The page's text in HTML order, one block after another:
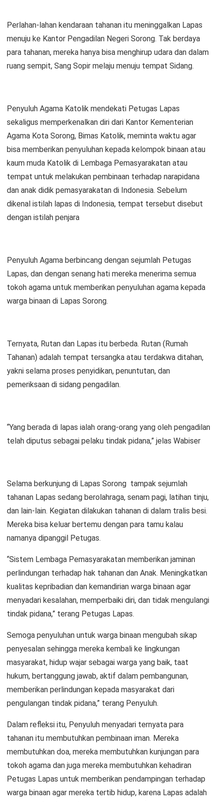
Perlahan-lahan kendaraan tahanan itu meninggalkan Lapas
menuju ke Kantor Pengadilan Negeri Sorong. Tak berdaya
para tahanan, mereka hanya bisa menghirup udara dan dalam
ruang sempit, Sang Sopir melaju menuju tempat Sidang.
Penyuluh Agama Katolik mendekati Petugas Lapas
sekaligus memperkenalkan diri dari Kantor Kementerian
Agama Kota Sorong, Bimas Katolik, meminta waktu agar
bisa memberikan penyuluhan kepada kelompok binaan atau
kaum muda Katolik di Lembaga Pemasyarakatan atau
tempat untuk melakukan pembinaan terhadap narapidana
dan anak didik pemasyarakatan di Indonesia. Sebelum
dikenal istilah lapas di Indonesia, tempat tersebut disebut
dengan istilah penjara
Penyuluh Agama berbincang dengan sejumlah Petugas
Lapas, dan dengan senang hati mereka menerima semua
tokoh agama untuk memberikan penyuluhan agama kepada
warga binaan di Lapas Sorong.
Ternyata, Rutan dan Lapas itu berbeda. Rutan (Rumah
Tahanan) adalah tempat tersangka atau terdakwa ditahan,
yakni selama proses penyidikan, penuntutan, dan
pemeriksaan di sidang pengadilan.
“Yang berada di lapas ialah orang-orang yang oleh pengadilan
telah diputus sebagai pelaku tindak pidana,” jelas Wabiser
Selama berkunjung di Lapas Sorong tampak sejumlah
tahanan Lapas sedang berolahraga, senam pagi, latihan tinju,
dan lain-lain. Kegiatan dilakukan tahanan di dalam tralis besi.
Mereka bisa keluar bertemu dengan para tamu kalau
namanya dipanggil Petugas.
“Sistem Lembaga Pemasyarakatan memberikan jaminan
perlindungan terhadap hak tahanan dan Anak. Meningkatkan
kualitas kepribadian dan kemandirian warga binaan agar
menyadari kesalahan, memperbaiki diri, dan tidak mengulangi
tindak pidana,” terang Petugas Lapas.
Semoga penyuluhan untuk warga binaan mengubah sikap
penyesalan sehingga mereka kembali ke lingkungan
masyarakat, hidup wajar sebagai warga yang baik, taat
hukum, bertanggung jawab, aktif dalam pembangunan,
memberikan perlindungan kepada masyarakat dari
pengulangan tindak pidana,” terang Penyuluh.
Dalam refleksi itu, Penyuluh menyadari ternyata para
tahanan itu membutuhkan pembinaan iman. Mereka
membutuhkan doa, mereka membutuhkan kunjungan para
tokoh agama dan juga mereka membutuhkan kehadiran
Petugas Lapas untuk memberikan pendampingan terhadap
warga binaan agar mereka tertib hidup, karena Lapas adalah